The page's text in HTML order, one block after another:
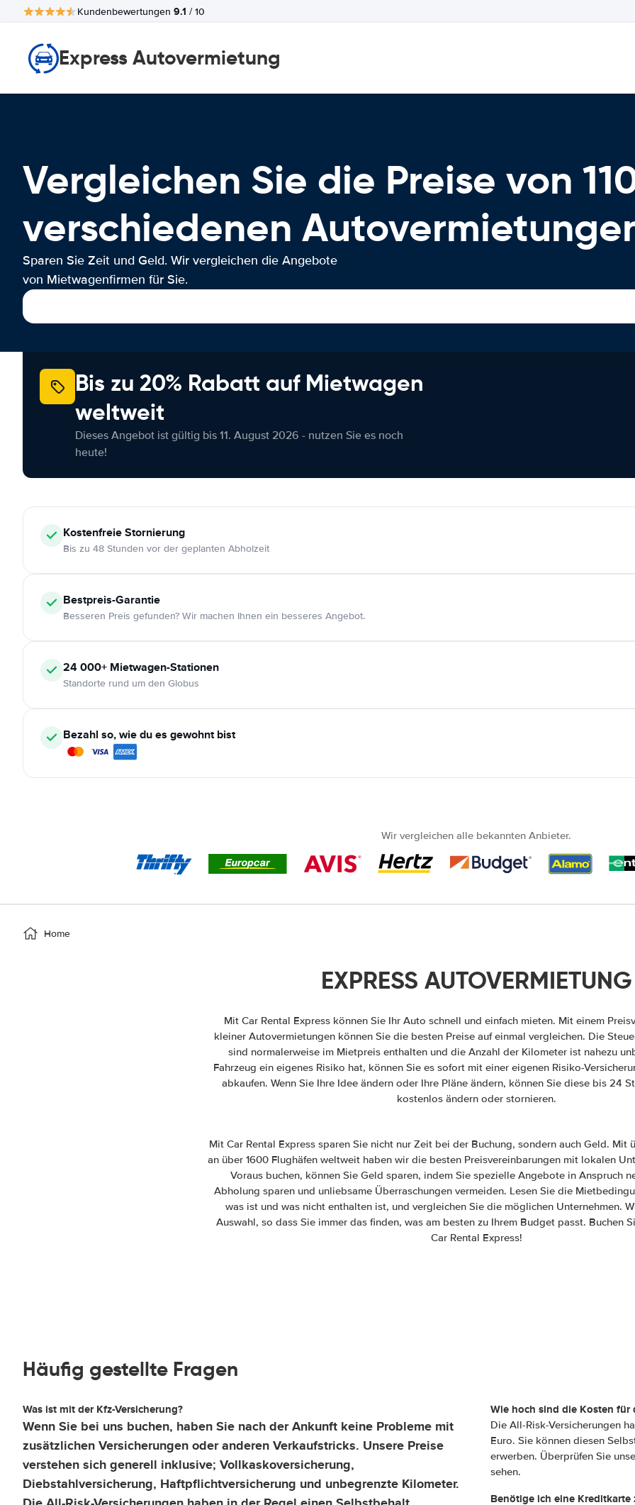
Kundenbewertungen 9.1 / 10
Express Autovermietung
Vergleichen Sie die Preise von
verschiedenen
Sparen Sie Zeit und Geld. Wir vergleichen die Angebote
von Mietwagenfirmen für Sie.
Bis zu 20% Rabatt auf Mietwagen
weltweit
Dieses Angebot ist gültig bis 11. August 2026 - nutzen Sie es noch
heute!
KostenfreieStornierung
Bis zu 48 Stunden vor der geplanten Abholzeit
Bestpreis-Garantie
Besseren Preis gefunden? Wir machen Ihnen ein besseres Angebot.
24 000+ Mietwagen-Stationen
Standorte rund um den Globus
Bezahl so, wie du es gewohnt bist
Wir vergleichen alle bekannten Anbieter.
Home
EXPRESS AUTOVERMIETUNG
Mit Car Rental Express können Sie Ihr Auto schnell und einfach mieten. Mit einem
kleiner Autovermietungen können Sie die besten Preise auf einmal vergleichen. Die
sind normalerweise im Mietpreis enthalten und die Anzahl der Kilometer ist nahezu
Fahrzeug ein eigenes Risiko hat, können Sie es sofort mit einer eigenen Risiko-
abkaufen. Wenn Sie Ihre Idee ändern oder Ihre Pläne ändern, können Sie diese bis 24
kostenlos ändern oder stornieren.
Mit Car Rental Express sparen Sie nicht nur Zeit bei der Buchung, sondern auch Geld. Mit
an über 1600 Flughäfen weltweit haben wir die besten Preisvereinbarungen mit lokalen
Voraus buchen, können Sie Geld sparen, indem Sie spezielle Angebote in Anspruch
Abholung sparen und unliebsame Überraschungen vermeiden. Lesen Sie die
was ist und was nicht enthalten ist, und vergleichen Sie die möglichen Unternehmen.
Auswahl, so dass Sie immer das finden, was am besten zu Ihrem Budget passt. Buchen
Car Rental Express!
Häufig gestellte Fragen
Was ist mit der Kfz-Versicherung?
Wenn Sie bei uns buchen, haben Sie nach der Ankunft keine Probleme mit
zusätzlichen Versicherungen oder anderen Verkaufstricks. Unsere Preise
verstehen sich generell inklusive; Vollkaskoversicherung,
Diebstahlversicherung, Haftpflichtversicherung und unbegrenzte Kilometer.
Wie hoch sind die Kosten
Die All-Risk-Versicherungen
Euro. Sie können diesen
erwerben. Überprüfen Sie
sehen.
Benötige ich eine Kreditkarte